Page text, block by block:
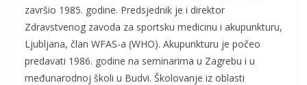
završio 1985. godine. Predsjednik je i direktor
Zdravstvenog zavoda za sportsku medicinu i akupunkturu,
Ljubljana, član WFAS-a (WHO). Akupunkturu je počeo
predavati 1986. godine na seminarima u Zagrebu i u
međunarodnoj školi u Budvi. Školovanje iz oblasti